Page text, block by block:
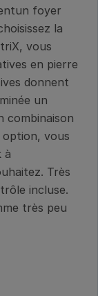
foyer
la
vous
en pierre
donnent
un
combinaison
vous
à
Très
incluse.
très peu